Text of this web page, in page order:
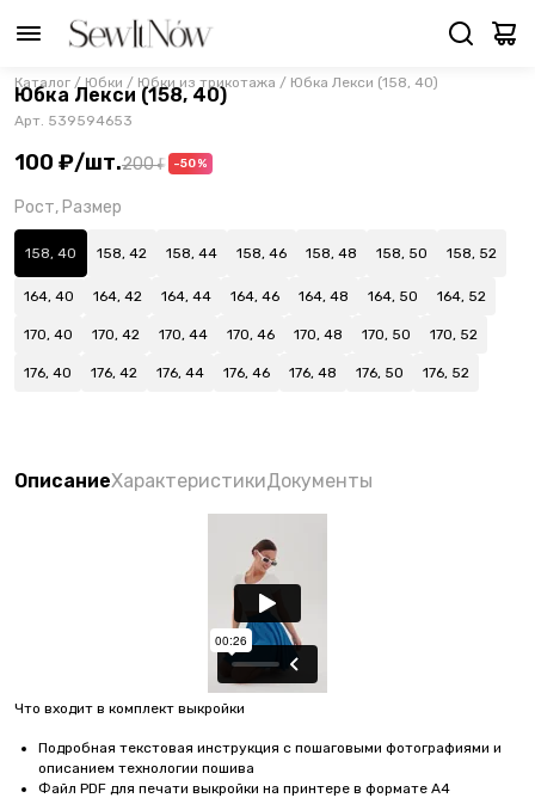
Каталог / Юбки / Юбки из трикотажа / Юбка Лекси (158, 40)
Юбка Лекси (158, 40)
Арт. 539594653
100 ₽/шт.200 ₽ -50%
Рост, Размер
158, 40 158, 42 158, 44 158, 46 158, 48 158, 50 158, 52
164, 40 164, 42 164, 44 164, 46 164, 48 164, 50 164, 52
170, 40 170, 42 170, 44 170, 46 170, 48 170, 50 170, 52
176, 40 176, 42 176, 44 176, 46 176, 48 176, 50 176, 52
ОписаниеХарактеристикиДокументы
Что входит в комплект выкройки
Подробная текстовая инструкция с пошаговыми фотографиями и
описанием технологии пошива
Файл PDF для печати выкройки на принтере в формате А4